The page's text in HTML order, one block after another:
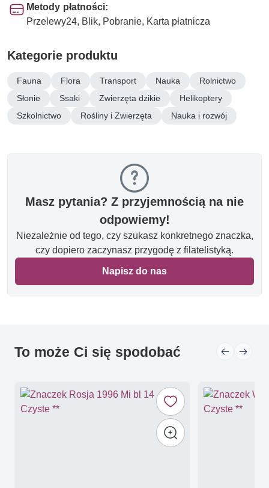
Metody płatności:
Przelewy24, Blik, Pobranie, Karta płatnicza
Kategorie produktu
Fauna Flora Transport Nauka
Rolnictwo
Słonie
Ssaki Zwierzęta dzikie
Helikoptery
Szkolnictwo
Rośliny i Zwierzęta Nauka i rozwój
Masz pytania? Z przyjemnością na nie
odpowiemy!
Niezależnie od tego, czy szukasz konkretnego znaczka,
czy dopiero zaczynasz przygodę z filatelistyką.
Napisz do nas
To może Ci się spodobać